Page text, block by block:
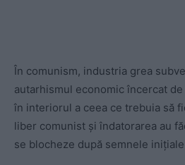
În comunism, industria grea
autarhismul economic încercat
în interiorul a ceea ce trebuia să
liber comunist și îndatorarea au
se blocheze după semnele